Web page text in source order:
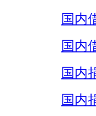
国内
国内
国内
国内